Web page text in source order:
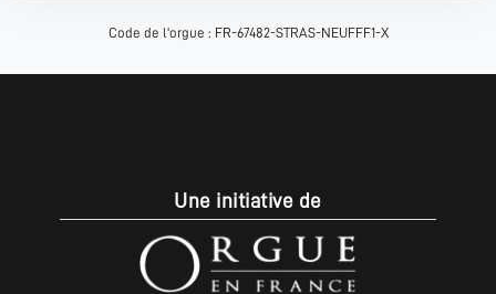
Code de l'orgue : FR-67482-STRAS-NEUFFF1-X
Une initiative de